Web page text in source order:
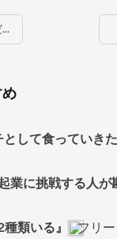
…
として食っていき
業に挑戦する人
種類いる』 フリ